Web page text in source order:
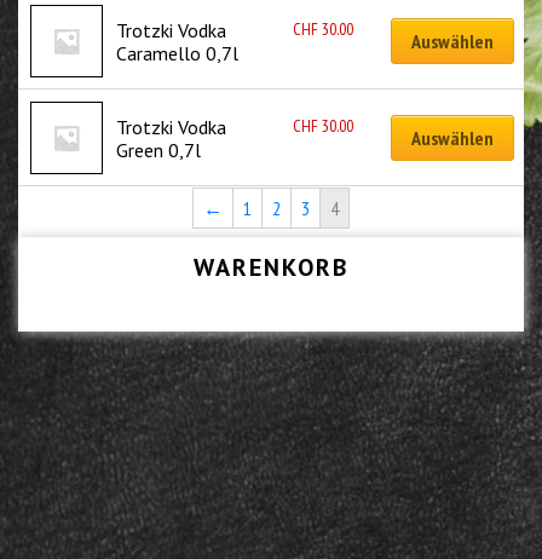
Trotzki Vodka
Caramello 0,7l
CHF30.00 Auswählen
Trotzki Vodka
Green 0,7l
CHF30.00 Auswählen
← 1 2 3 4
WARENKORB